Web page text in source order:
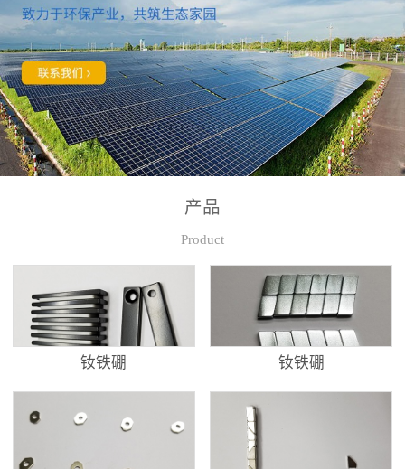
产品
Product
钕铁硼 钕铁硼